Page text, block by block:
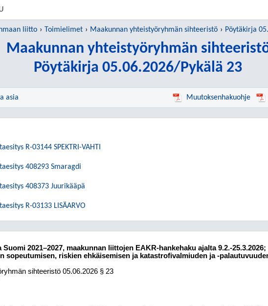
liitto Toimielimet Maakunnan yhteistyöryhmän sihteeristö Pöytäkirja
Maakunnan yhteistyöryhmän
Pöytäkirja 05.06.2026/Pykälä 23
asia Muutoksenhakuohje
R-03144 SPEKTRI-VAHTI
408293 Smaragdi
408373 Juurikääpä
R-03133 LISÄARVO
2021–2027, maakunnan liittojen EAKR-hankehaku ajalta 9.2.-
sopeutumisen, riskien ehkäisemisen ja katastrofivalmiuden ja -
sihteeristö 05.06.2026 § 23